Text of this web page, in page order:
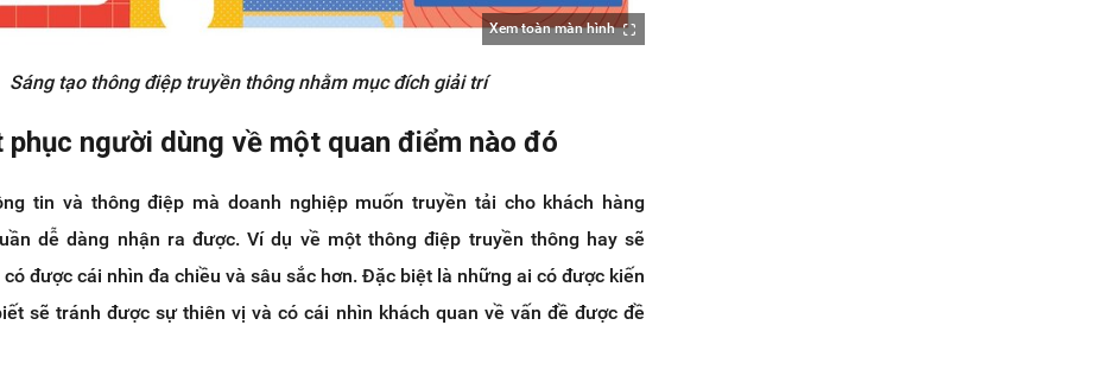
Xem toàn màn hình
Sáng tạo thông điệp truyền thông nhằm mục đích giải trí
người dùng về một quan điểm nào đó
tin và thông điệp mà doanh nghiệp muốn truyền tải cho khách hàng
dễ dàng nhận ra được. Ví dụ về một thông điệp truyền thông hay sẽ
được cái nhìn đa chiều và sâu sắc hơn. Đặc biệt là những ai có được kiến
sẽ tránh được sự thiên vị và có cái nhìn khách quan về vấn đề được đề